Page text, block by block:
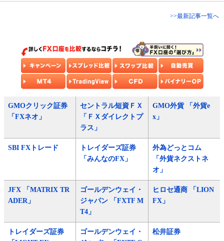
>>最新記事一覧へ
GMOクリック証券
「FXネオ」
セントラル短資ＦＸ
「ＦＸダイレクトプ
ラス」
GMO外貨 「外貨e
x」
SBI FXトレード
トレイダーズ証券
「みんなのFX」
外為どっとコム
「外貨ネクストネ
オ」
JFX 「MATRIX TR
ADER」
ゴールデンウェイ・
ジャパン 「FXTF M
T4」
ヒロセ通商 「LION
FX」
トレイダーズ証券
ゴールデンウェイ・
松井証券